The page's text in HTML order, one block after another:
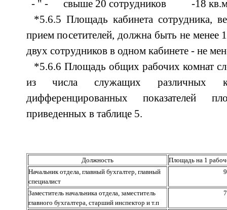
- " - свыше 20 сотрудников -18
*5.6.5 Площадь кабинета сотрудника,
прием посетителей, должна быть не менее
двух сотрудников в одном кабинете - не
*5.6.6 Площадь общих рабочих комнат
из числа служащих различных
дифференцированных показателей
приведенных в таблице 5.
Должность
Площадь на 1
Начальник отдела, главный бухгалтер, главный
специалист
Заместитель начальника отдела, заместитель
главного бухгалтера, старший инспектор и т.п